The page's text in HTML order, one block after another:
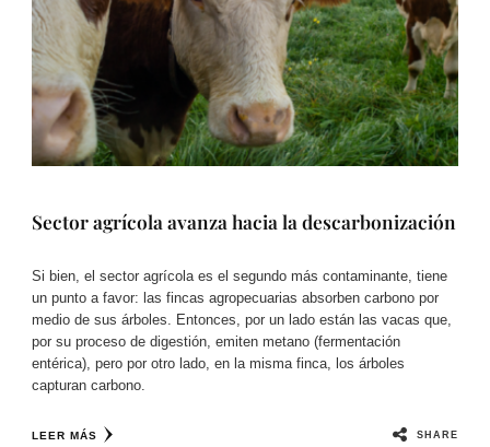
Sector agrícola avanza hacia la descarbonización
Si bien, el sector agrícola es el segundo más contaminante, tiene
un punto a favor: las fincas agropecuarias absorben carbono por
medio de sus árboles. Entonces, por un lado están las vacas que,
por su proceso de digestión, emiten metano (fermentación
entérica), pero por otro lado, en la misma finca, los árboles
capturan carbono.
LEER MÁS SHARE